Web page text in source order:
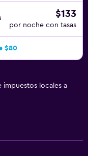
$133
por noche con tasas
$80
impuestos locales a